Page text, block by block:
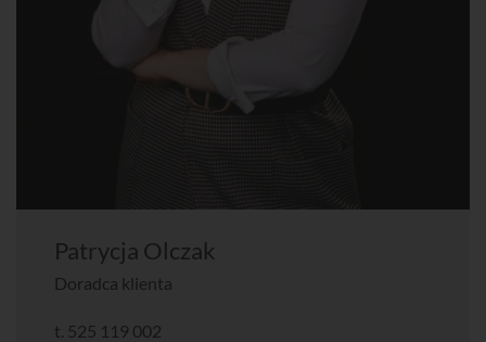
Patrycja Olczak
Doradca klienta
t. 525 119 002